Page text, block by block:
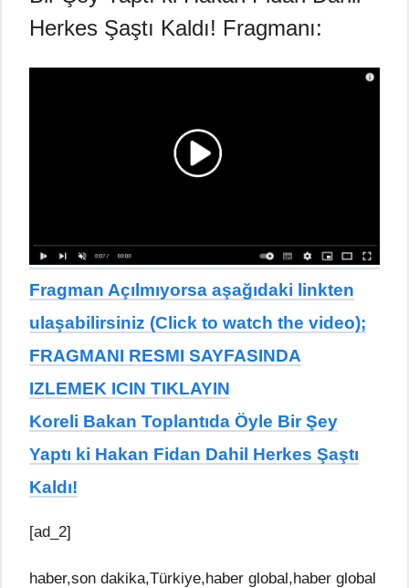
Herkes Şaştı Kaldı! Fragmanı:
Fragman Açılmıyorsa aşağıdaki linkten
ulaşabilirsiniz (Click to watch the video);
FRAGMANI RESMI SAYFASINDA
IZLEMEK ICIN TIKLAYIN
Koreli Bakan Toplantıda Öyle Bir Şey
Yaptı ki Hakan Fidan Dahil Herkes Şaştı
Kaldı!
[ad_2]
haber,son dakika,Türkiye,haber global,haber global